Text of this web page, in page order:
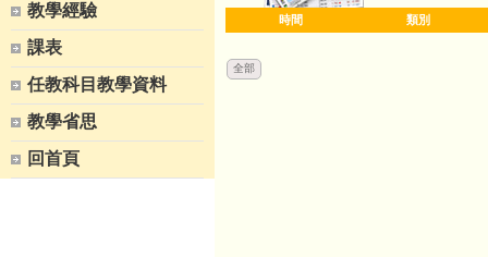
教學經驗
課表
任教科目教學資料
教學省思
回首頁
時間 類別
全部